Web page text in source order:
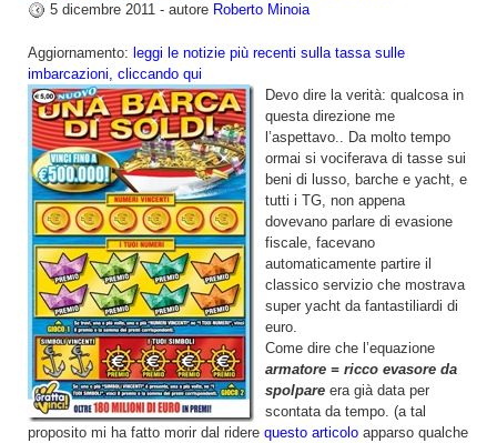
5 dicembre 2011 - autore Roberto Minoia
Aggiornamento: leggi le notizie più recenti sulla tassa sulle
imbarcazioni, cliccando qui
Devo dire la verità: qualcosa in
questa direzione me
l’aspettavo.. Da molto tempo
ormai si vociferava di tasse sui
beni di lusso, barche e yacht, e
tutti i TG, non appena
dovevano parlare di evasione
fiscale, facevano
automaticamente partire il
classico servizio che mostrava
super yacht da fantastiliardi di
euro.
Come dire che l’equazione
armatore = ricco evasore da
spolpare era già data per
scontata da tempo. (a tal
proposito mi ha fatto morir dal ridere questo articolo apparso qualche